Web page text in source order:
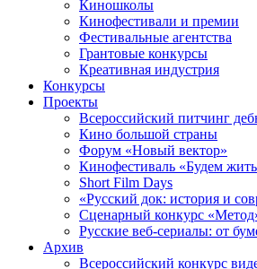
Киношколы
Кинофестивали и премии
Фестивальные агентства
Грантовые конкурсы
Креативная индустрия
Конкурсы
Проекты
Всероссийский питчинг
Кино большой страны
Форум «Новый вектор»
Кинофестиваль «Будем
Short Film Days
«Русский док: история и
Сценарный конкурс
Русские веб-сериалы: от
Архив
Всероссийский конкурс